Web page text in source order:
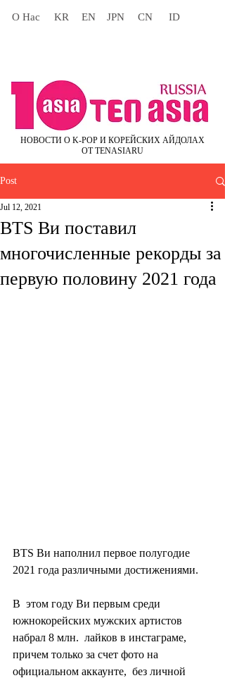
О Нас KR EN JPN CN ID
НОВОСТИ О K-POP И КОРЕЙСКИХ АЙДОЛАХ
ОТ TENASIARU
Post
BTS Ви поставил
многочисленные рекорды за
первую половину 2021 года
Jul 12, 2021
BTS Ви наполнил первое полугодие
2021 года различными достижениями.
В  этом году Ви первым среди
южнокорейских мужских артистов
набрал 8 млн.  лайков в инстаграме,
причем только за счет фото на
официальном аккаунте,  без личной